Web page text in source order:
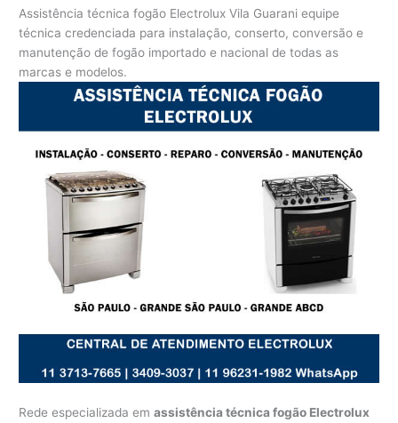
Assistência técnica fogão Electrolux Vila Guarani equipe
técnica credenciada para instalação, conserto, conversão e
manutenção de fogão importado e nacional de todas as
marcas e modelos.
Rede especializada emassistência técnica fogão Electrolux